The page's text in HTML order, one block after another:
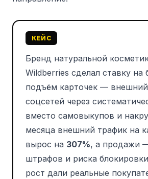
КЕЙС
Бренд натуральной
Wildberries сделал ставку на
подъём карточек —
соцсетей через
вместо самовыкупов и
месяца внешний трафик на
вырос на 307%, а продажи
штрафов и риска
рост дали реальные